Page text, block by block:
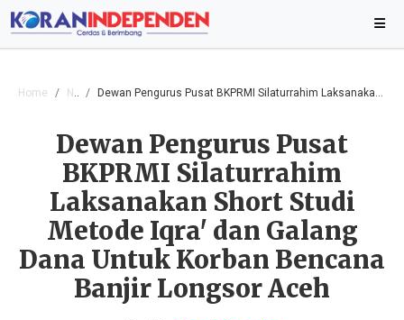
Home Nasional Dewan Pengurus Pusat BKPRMI Silaturrahim Laksanakan Short Studi Metode Iqra' dan Galang Dana Untuk Korban Bencana Banjir Longsor Aceh
Dewan Pengurus Pusat
BKPRMI Silaturrahim
Laksanakan Short Studi
Metode Iqra' dan Galang
Dana Untuk Korban Bencana
Banjir Longsor Aceh